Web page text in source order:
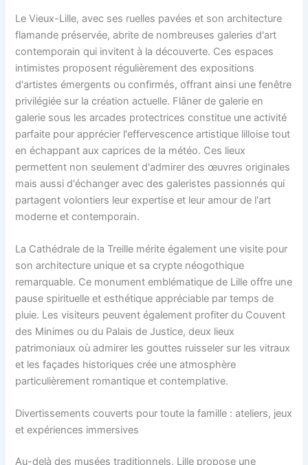
Le Vieux-Lille, avec ses ruelles pavées et son architecture
flamande préservée, abrite de nombreuses galeries d'art
contemporain qui invitent à la découverte. Ces espaces
intimistes proposent régulièrement des expositions
d'artistes émergents ou confirmés, offrant ainsi une fenêtre
privilégiée sur la création actuelle. Flâner de galerie en
galerie sous les arcades protectrices constitue une activité
parfaite pour apprécier l'effervescence artistique lilloise tout
en échappant aux caprices de la météo. Ces lieux
permettent non seulement d'admirer des œuvres originales
mais aussi d'échanger avec des galeristes passionnés qui
partagent volontiers leur expertise et leur amour de l'art
moderne et contemporain.
La Cathédrale de la Treille mérite également une visite pour
son architecture unique et sa crypte néogothique
remarquable. Ce monument emblématique de Lille offre une
pause spirituelle et esthétique appréciable par temps de
pluie. Les visiteurs peuvent également profiter du Couvent
des Minimes ou du Palais de Justice, deux lieux
patrimoniaux où admirer les gouttes ruisseler sur les vitraux
et les façades historiques crée une atmosphère
particulièrement romantique et contemplative.
Divertissements couverts pour toute la famille : ateliers, jeux
et expériences immersives
Au-delà des musées traditionnels, Lille propose une